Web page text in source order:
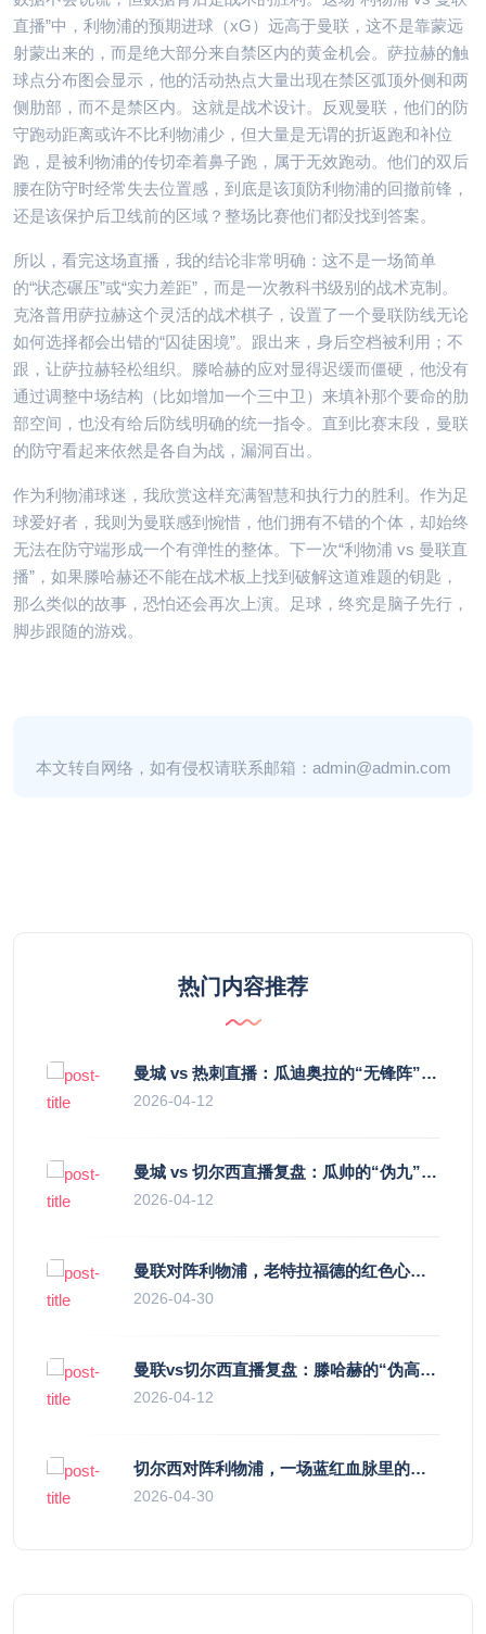
直播”中，利物浦的预期进球（xG）远高于曼联，这不是靠蒙远
射蒙出来的，而是绝大部分来自禁区内的黄金机会。萨拉赫的触
球点分布图会显示，他的活动热点大量出现在禁区弧顶外侧和两
侧肋部，而不是禁区内。这就是战术设计。反观曼联，他们的防
守跑动距离或许不比利物浦少，但大量是无谓的折返跑和补位
跑，是被利物浦的传切牵着鼻子跑，属于无效跑动。他们的双后
腰在防守时经常失去位置感，到底是该顶防利物浦的回撤前锋，
还是该保护后卫线前的区域？整场比赛他们都没找到答案。
所以，看完这场直播，我的结论非常明确：这不是一场简单
的“状态碾压”或“实力差距”，而是一次教科书级别的战术克制。
克洛普用萨拉赫这个灵活的战术棋子，设置了一个曼联防线无论
如何选择都会出错的“囚徒困境”。跟出来，身后空档被利用；不
跟，让萨拉赫轻松组织。滕哈赫的应对显得迟缓而僵硬，他没有
通过调整中场结构（比如增加一个三中卫）来填补那个要命的肋
部空间，也没有给后防线明确的统一指令。直到比赛末段，曼联
的防守看起来依然是各自为战，漏洞百出。
作为利物浦球迷，我欣赏这样充满智慧和执行力的胜利。作为足
球爱好者，我则为曼联感到惋惜，他们拥有不错的个体，却始终
无法在防守端形成一个有弹性的整体。下一次“利物浦 vs 曼联直
播”，如果滕哈赫还不能在战术板上找到破解这道难题的钥匙，
那么类似的故事，恐怕还会再次上演。足球，终究是脑子先行，
脚步跟随的游戏。
本文转自网络，如有侵权请联系邮箱：admin@admin.com
热门内容推荐
曼城 vs 热刺直播：瓜迪奥拉的“无锋阵”是天才设计还是自废武功？
2026-04-12
曼城 vs 切尔西直播复盘：瓜帅的“伪九”陷阱，如何绞杀蓝军的“三中卫”？
2026-04-12
曼联对阵利物浦，老特拉福德的红色心跳与蓝色暗涌
2026-04-30
曼联vs切尔西直播复盘：滕哈赫的“伪高位”与波切蒂诺的“无锋阵”，谁更拧巴？
2026-04-12
切尔西对阵利物浦，一场蓝红血脉里的恩怨与忠诚
2026-04-30